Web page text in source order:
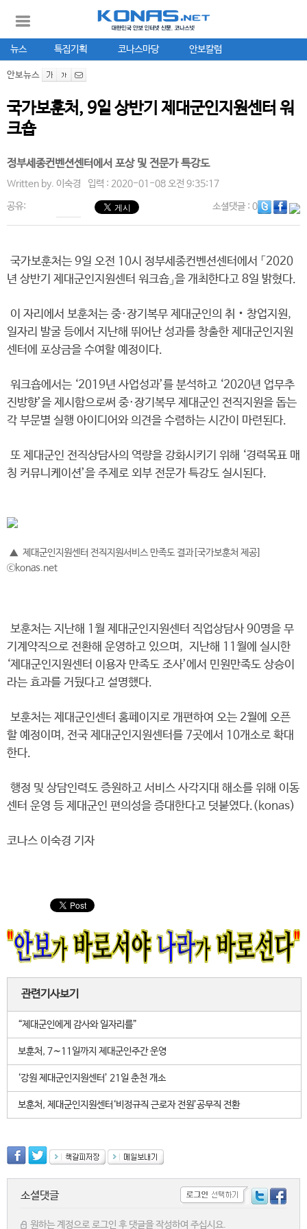
뉴스 특집기획 코나스마당 안보칼럼
안보뉴스
국가보훈처, 9일 상반기 제대군인지원센터 워
크숍
정부세종컨벤션센터에서 포상 및 전문가 특강도
Written by. 이숙경 입력 : 2020-01-08 오전 9:35:17
공유: 소셜댓글: 0
국가보훈처는 9일 오전 10시 정부세종컨벤션센터에서 「2020
년 상반기 제대군인지원센터 워크숍」을 개최한다고 8일 밝혔다.
이 자리에서 보훈처는 중·장기복무 제대군인의 취‧창업지원,
일자리 발굴 등에서 지난해 뛰어난 성과를 창출한 제대군인지원
센터에 포상금을 수여할 예정이다.
워크숍에서는 ‘2019년 사업성과’를 분석하고 ‘2020년 업무추
진방향’을 제시함으로써 중·장기복무 제대군인 전직지원을 돕는
각 부문별 실행 아이디어와 의견을 수렴하는 시간이 마련된다.
또 제대군인 전직상담사의 역량을 강화시키기 위해 ‘경력목표 매
칭 커뮤니케이션’을 주제로 외부 전문가 특강도 실시된다.
▲ 제대군인지원센터 전직지원서비스 만족도 결과[국가보훈처 제공]
ⓒkonas.net
보훈처는 지난해 1월 제대군인지원센터 직업상담사 90명을 무
기계약직으로 전환해 운영하고 있으며, 지난해 11월에 실시한
‘제대군인지원센터 이용자 만족도 조사’에서 민원만족도 상승이
라는 효과를 거뒀다고 설명했다.
보훈처는 제대군인센터 홈페이지로 개편하여 오는 2월에 오픈
할 예정이며, 전국 제대군인지원센터를 7곳에서 10개소로 확대
한다.
행정 및 상담인력도 증원하고 서비스 사각지대 해소를 위해 이동
센터 운영 등 제대군인 편의성을 증대한다고 덧붙였다.(konas)
코나스 이숙경 기자
관련기사보기
“제대군인에게 감사와 일자리를”
보훈처, 7∼11일까지 제대군인주간 운영
‘강원 제대군인지원센터’ 21일 춘천 개소
보훈처, 제대군인지원센터‘비정규직 근로자 전원’공무직 전환
소셜댓글
원하는 계정으로 로그인 후 댓글을 작성하여 주십시요.